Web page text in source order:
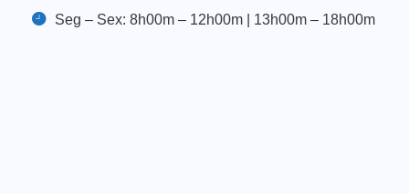
Seg – Sex: 8h00m – 12h00m | 13h00m – 18h00m